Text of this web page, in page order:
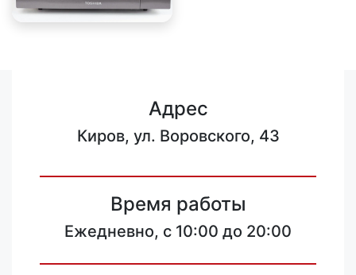
Адрес
Киров, ул. Воровского, 43
Время работы
Ежедневно, с 10:00 до 20:00